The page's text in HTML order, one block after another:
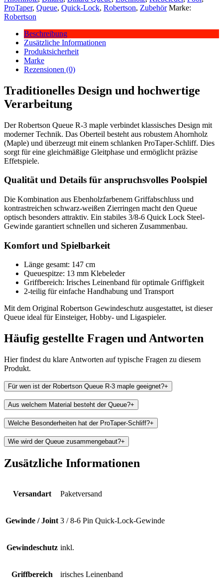
ProTaper, Queue, Quick-Lock, Robertson, Zubehör Marke:
Robertson
Beschreibung
Zusätzliche Informationen
Produktsicherheit
Marke
Rezensionen (0)
Traditionelles Design und hochwertige
Verarbeitung
Der Robertson Queue R-3 maple verbindet klassisches Design mit
moderner Technik. Das Oberteil besteht aus robustem Ahornholz
(Maple) und überzeugt mit einem schlanken ProTaper-Schliff. Dies
sorgt für eine gleichmäßige Gleitphase und ermöglicht präzise
Effetspiele.
Qualität und Details für anspruchsvolles Poolspiel
Die Kombination aus Ebenholzfarbenem Griffabschluss und
kontrastreichen schwarz-weißen Zierringen macht den Queue
optisch besonders attraktiv. Ein stabiles 3/8-6 Quick Lock Steel-
Gewinde garantiert schnellen und sicheren Zusammenbau.
Komfort und Spielbarkeit
Länge gesamt: 147 cm
Queuespitze: 13 mm Klebeleder
Griffbereich: Irisches Leinenband für optimale Griffigkeit
2-teilig für einfache Handhabung und Transport
Mit dem Original Robertson Gewindeschutz ausgestattet, ist dieser
Queue ideal für Einsteiger, Hobby- und Ligaspieler.
Häufig gestellte Fragen undAntworten
Hier findest du klare Antworten auf typische Fragen zu diesem
Produkt.
Für wen ist der Robertson Queue R-3 maple geeignet?+
Aus welchem Material besteht der Queue?+
Welche Besonderheiten hat der ProTaper-Schliff?+
Wie wird der Queue zusammengebaut?+
Zusätzliche Informationen
Versandart Paketversand
Gewinde / Joint 3 / 8-6 Pin Quick-Lock-Gewinde
Gewindeschutz inkl.
Griffbereich irisches Leinenband